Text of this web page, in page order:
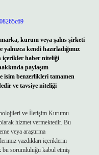
kurum veya şahıs şirketi
kendi hazırladığımız
içerikler haber niteliği
paylaşım
isim benzerlikleri tamamen
ve tavsiye niteliği
ve İletişim Kurumu
hizmet vermektedir. Bu
veya araştırma
yazdıkları içeriklerin
bu sorumluluğu kabul etmiş